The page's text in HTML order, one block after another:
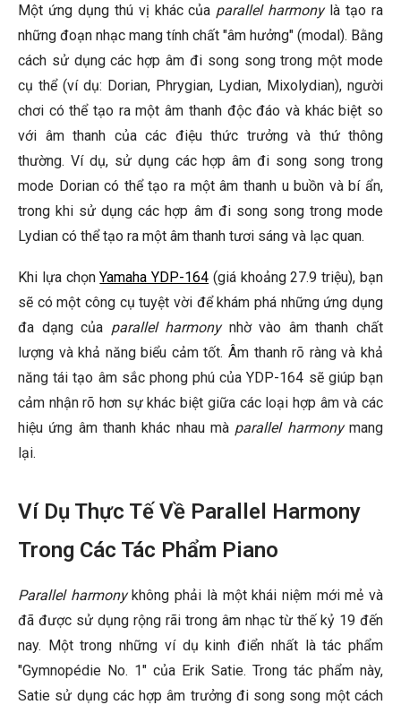
Một ứng dụng thú vị khác của parallel harmonylà tạo ra
những đoạn nhạc mang tính chất "âm hưởng" (modal). Bằng
cách sử dụng các hợp âm đi song song trong một mode
cụ thể (ví dụ: Dorian, Phrygian, Lydian, Mixolydian), người
chơi có thể tạo ra một âm thanh độc đáo và khác biệt so
với âm thanh của các điệu thức trưởng và thứ thông
thường. Ví dụ, sử dụng các hợp âm đi song song trong
mode Dorian có thể tạo ra một âm thanh u buồn và bí ẩn,
trong khi sử dụng các hợp âm đi song song trong mode
Lydian có thể tạo ra một âm thanh tươi sáng và lạc quan.
Khi lựa chọnYamaha YDP-164 (giá khoảng 27.9 triệu), bạn
sẽ có một công cụ tuyệt vời để khám phá những ứng dụng
đa dạng của parallel harmonynhờ vào âm thanh chất
lượng và khả năng biểu cảm tốt. Âm thanh rõ ràng và khả
năng tái tạo âm sắc phong phú của YDP-164 sẽ giúp bạn
cảm nhận rõ hơn sự khác biệt giữa các loại hợp âm và các
hiệu ứng âm thanh khác nhau mà parallel harmonymang
lại.
Ví Dụ Thực Tế Về Parallel Harmony
Trong Các Tác Phẩm Piano
Parallel harmonykhông phải là một khái niệm mới mẻ và
đã được sử dụng rộng rãi trong âm nhạc từ thế kỷ 19 đến
nay. Một trong những ví dụ kinh điển nhất là tác phẩm
"Gymnopédie No. 1" của Erik Satie. Trong tác phẩm này,
Satie sử dụng các hợp âm trưởng đi song song một cách